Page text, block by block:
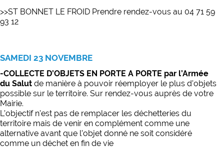
>>ST BONNET LE FROID Prendre rendez-vous au 04 71 59
93 12
SAMEDI 23 NOVEMBRE
-COLLECTE D’OBJETS EN PORTE A PORTE par l’Armée
du Salut de manière à pouvoir réemployer le plus d’objets
possible sur le territoire. Sur rendez-vous auprès de votre
Mairie.
L’objectif n’est pas de remplacer les déchetteries du
territoire mais de venir en complément comme une
alternative avant que l’objet donné ne soit considéré
comme un déchet en fin de vie